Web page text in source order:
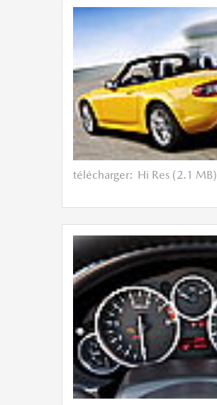
télécharger: Hi Res (2.1 MB)